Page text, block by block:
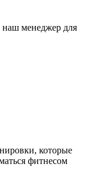
наш менеджер для
которые
фитнесом